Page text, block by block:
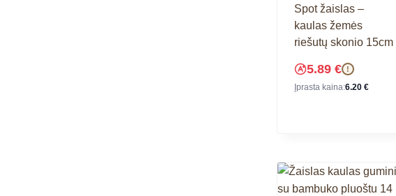
Spot žaislas –
kaulas žemės
riešutų skonio 15cm
5.89 € !
Įprasta kaina:6.20 €